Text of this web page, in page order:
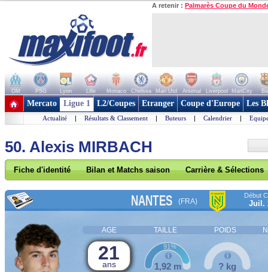
A retenir : Palmarès Coupe du
OM PSG Lyon Lille Monaco Chelsea Man Utd Arsenal Liverpool ManCity
+ de clubs
Mercato Ligue 1 L2/Coupes Etranger Coupe d'Europe Les
Actualité | Résultats & Classement | Buteurs | Calendrier |
50. Alexis MIRBACH
Fiche d'identité Bilan et Matchs saison Carrière & Sélections
NANTES (FRA)
Début
Juil.
AGE TAILLE POIDS
21
ans 1,92 m
91%
? kg